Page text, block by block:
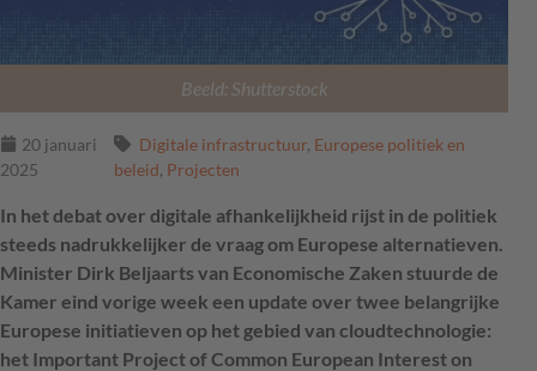
Beeld: Shutterstock
20 januari
2025
Digitale infrastructuur, Europese politiek en
beleid, Projecten
In het debat over digitale afhankelijkheid rijst in de politiek
steeds nadrukkelijker de vraag om Europese alternatieven.
Minister Dirk Beljaarts van Economische Zaken stuurde de
Kamer eind vorige week een update over twee belangrijke
Europese initiatieven op het gebied van cloudtechnologie:
het Important Project of Common European Interest on